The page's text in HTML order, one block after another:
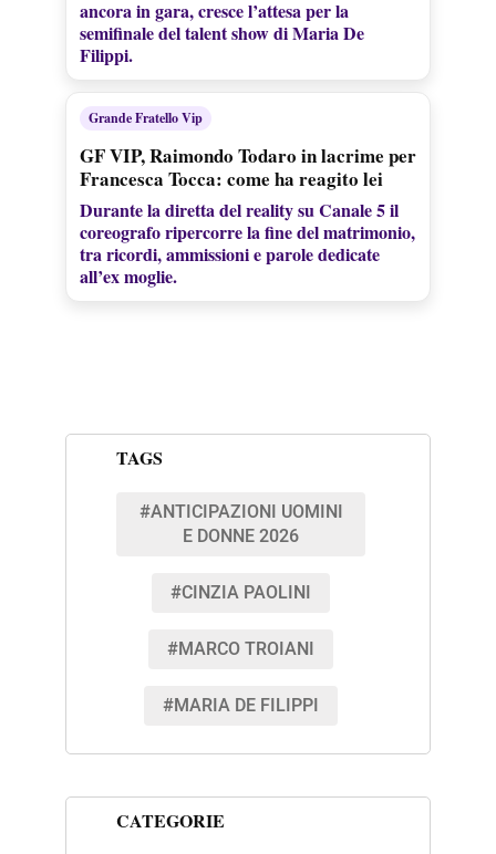
ancora in gara, cresce l’attesa per la
semifinale del talent show di Maria De
Filippi.
Grande Fratello Vip
GF VIP, Raimondo Todaro in lacrime per
Francesca Tocca: come ha reagito lei
Durante la diretta del reality su Canale 5 il
coreografo ripercorre la fine del matrimonio,
tra ricordi, ammissioni e parole dedicate
all’ex moglie.
TAGS
#ANTICIPAZIONI UOMINI
E DONNE 2026
#CINZIA PAOLINI
#MARCO TROIANI
#MARIA DE FILIPPI
CATEGORIE